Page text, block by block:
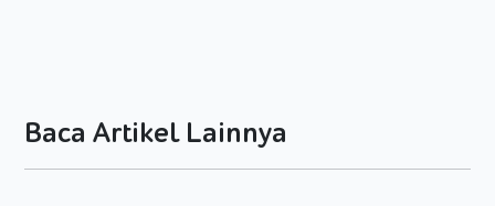
Baca Artikel Lainnya